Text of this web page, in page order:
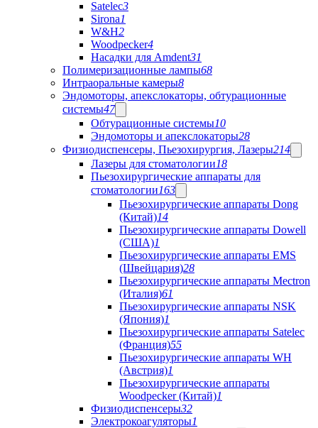
Satelec3
Sirona1
W&H2
Woodpecker4
Насадки для Amdent31
Полимеризационные лампы68
Интраоральные камеры8
Эндомоторы, апекслокаторы, обтурационные
системы47
Обтурационные системы10
Эндомоторы и апекслокаторы28
Физиодиспенсеры, Пьезохирургия, Лазеры214
Лазеры для стоматологии18
Пьезохирургические аппараты для
стоматологии163
Пьезохирургические аппараты Dong
(Китай)14
Пьезохирургические аппараты Dowell
(США)1
Пьезохирургические аппараты EMS
(Швейцария)28
Пьезохирургические аппараты Mectron
(Италия)61
Пьезохирургические аппараты NSK
(Япония)1
Пьезохирургические аппараты Satelec
(Франция)55
Пьезохирургические аппараты WH
(Австрия)1
Пьезохирургические аппараты
Woodpecker (Китай)1
Физиодиспенсеры32
Электрокоагуляторы1